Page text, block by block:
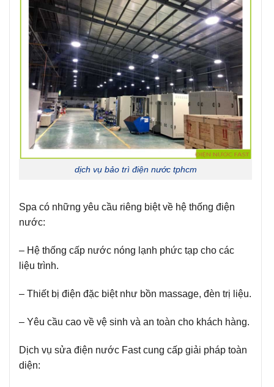
dịch vụ bảo trì điện nước tphcm
Spa có những yêu cầu riêng biệt về hệ thống điện
nước:
– Hệ thống cấp nước nóng lạnh phức tạp cho các
liệu trình.
– Thiết bị điện đặc biệt như bồn massage, đèn trị liệu.
– Yêu cầu cao về vệ sinh và an toàn cho khách hàng.
Dịch vụ sửa điện nước Fast cung cấp giải pháp toàn
diện: